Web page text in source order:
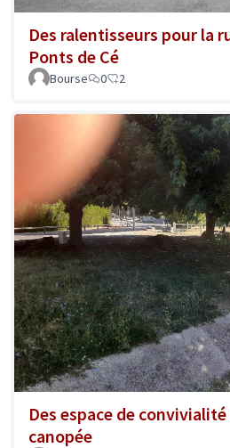
Des ralentisseurs pour la
Ponts de Cé
Bourse 0 2
Des espace de convivialité
canopée